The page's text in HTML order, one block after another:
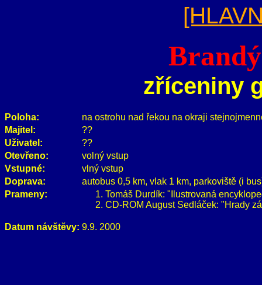
zříceniny
Poloha:
na ostrohu nad řekou na okraji
Majitel:
??
Uživatel:
??
Otevřeno:
volný vstup
Vstupné:
vlný vstup
Doprava:
autobus 0,5 km, vlak 1 km, parkoviště (i
Prameny:
Tomáš Durdík: "Ilustrovaná
CD-ROM August Sedláček: "Hrady
Datum návštěvy: 9.9. 2000